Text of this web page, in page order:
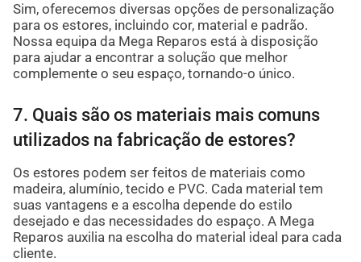
Sim, oferecemos diversas opções de personalização
para os estores, incluindo cor, material e padrão.
Nossa equipa da Mega Reparos está à disposição
para ajudar a encontrar a solução que melhor
complemente o seu espaço, tornando-o único.
7. Quais são os materiais mais comuns
utilizados na fabricação de estores?
Os estores podem ser feitos de materiais como
madeira, alumínio, tecido e PVC. Cada material tem
suas vantagens e a escolha depende do estilo
desejado e das necessidades do espaço. A Mega
Reparos auxilia na escolha do material ideal para cada
cliente.